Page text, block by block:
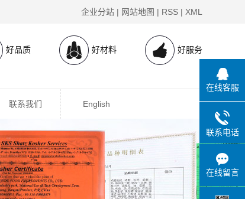
企业分站 | 网站地图 | RSS | XML
好品质 好材料 好服务
联系我们 English
在线客服
联系电话
在线留言